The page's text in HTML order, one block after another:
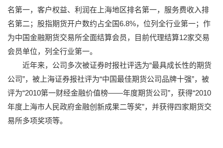
名第一，客户权益、利润在上海地区排名第一，服务费收入排
名第二；股指期货开户数约占全国6.8%，位列全行业第一；作
为中国金融期货交易所全面结算会员，目前代理结算12家交易
会员单位，列全行业第一。
近年来，公司多次被证券时报社评选为“最具成长性的期货
公司”，被上海证券报社评为“中国最佳期货公司品牌十强”，被
评为“2010第一财经金融价值榜——年度期货公司”，获得“2010
年度上海市人民政府金融创新成果二等奖”，并获得四家期货交
易所多项奖项等。